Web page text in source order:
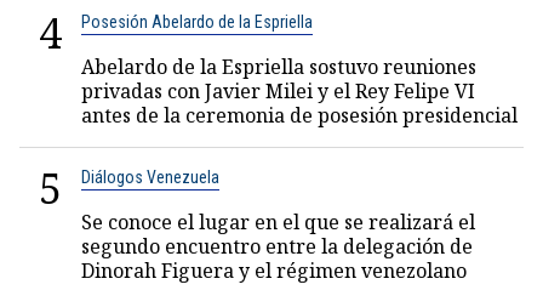
4 Posesión Abelardo de la Espriella
Abelardo de la Espriella sostuvo reuniones
privadas con Javier Milei y el Rey Felipe VI
antes de la ceremonia de posesión presidencial
5 Diálogos Venezuela
Se conoce el lugar en el que se realizará el
segundo encuentro entre la delegación de
Dinorah Figuera y el régimen venezolano